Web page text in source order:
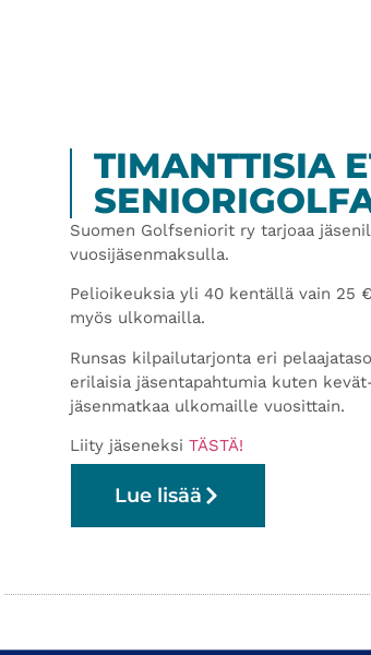
TIMANTTISIA
Suomen Golfseniorit ry tarjoaa
vuosijäsenmaksulla.
Pelioikeuksia yli 40 kentällä vain 25
myös ulkomailla.
Runsas kilpailutarjonta eri
erilaisia jäsentapahtumia kuten
jäsenmatkaa ulkomaille vuosittain.
Liity jäseneksiTÄSTÄ!
Lue lisää